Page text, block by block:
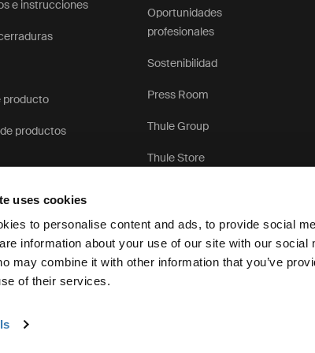
uses cookies
to personalise content and ads, to provide social
information about your use of our site with our social
may combine it with other information that you’ve
of their services.
e instrucciones
producto
productos
Oportunidades
profesionales
Sostenibilidad
Press Room
Thule Group
Thule Store